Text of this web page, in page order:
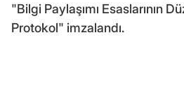
"Bilgi Paylaşımı Esaslarının
Protokol" imzalandı.